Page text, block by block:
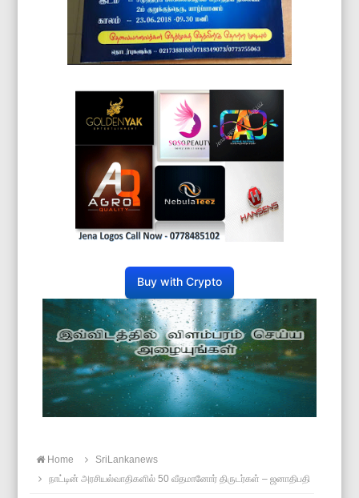
Buy with Crypto
Home
SriLankanews
நாட்டின் அரசியல்வாதிகளில் 50 வீதமானோர் திருடர்கள் – ஜனாதிபதி